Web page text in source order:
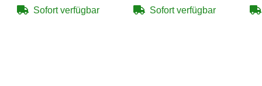
Sofort verfügbar Sofort verfügbar